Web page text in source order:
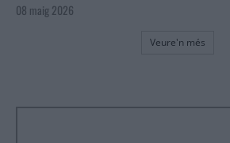
08 maig 2026
Veure'n més